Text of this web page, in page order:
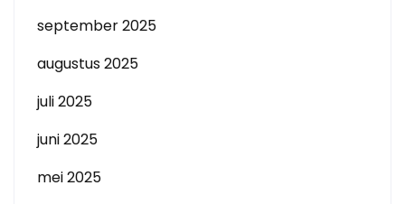
september 2025
augustus 2025
juli 2025
juni 2025
mei 2025